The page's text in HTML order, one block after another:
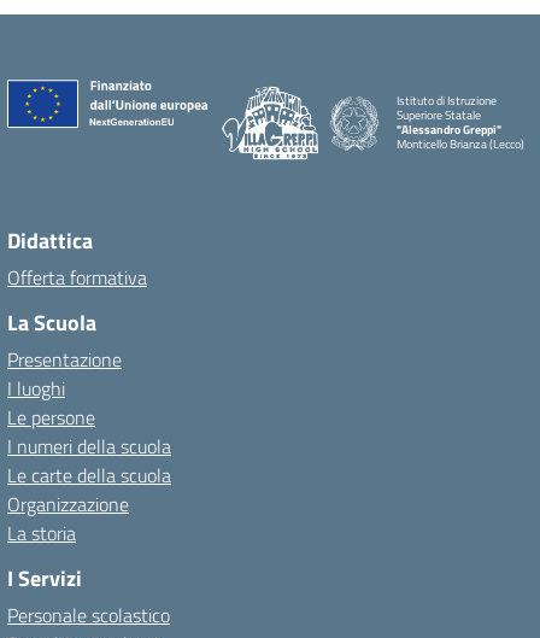
Istituto di Istruzione
Superiore Statale
"Alessandro Greppi"
Monticello Brianza (Lecco)
Didattica
Offerta formativa
La Scuola
Presentazione
I luoghi
Le persone
I numeri della scuola
Le carte della scuola
Organizzazione
La storia
I Servizi
Personale scolastico